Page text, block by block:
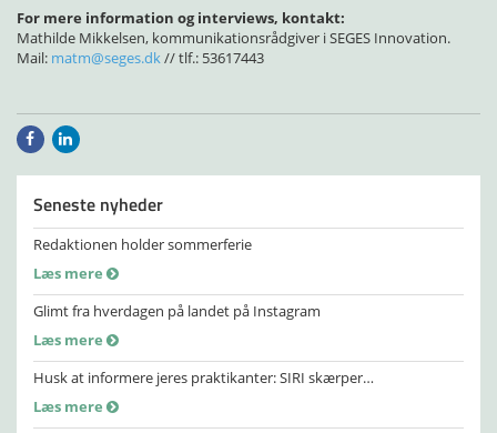
For mere information og interviews, kontakt:
Mathilde Mikkelsen, kommunikationsrådgiver i SEGES Innovation.
Mail: matm@seges.dk// tlf.: 53617443
Seneste nyheder
Redaktionen holder sommerferie
Læs mere
Glimt fra hverdagen på landet på Instagram
Læs mere
Husk at informere jeres praktikanter: SIRI skærper…
Læs mere